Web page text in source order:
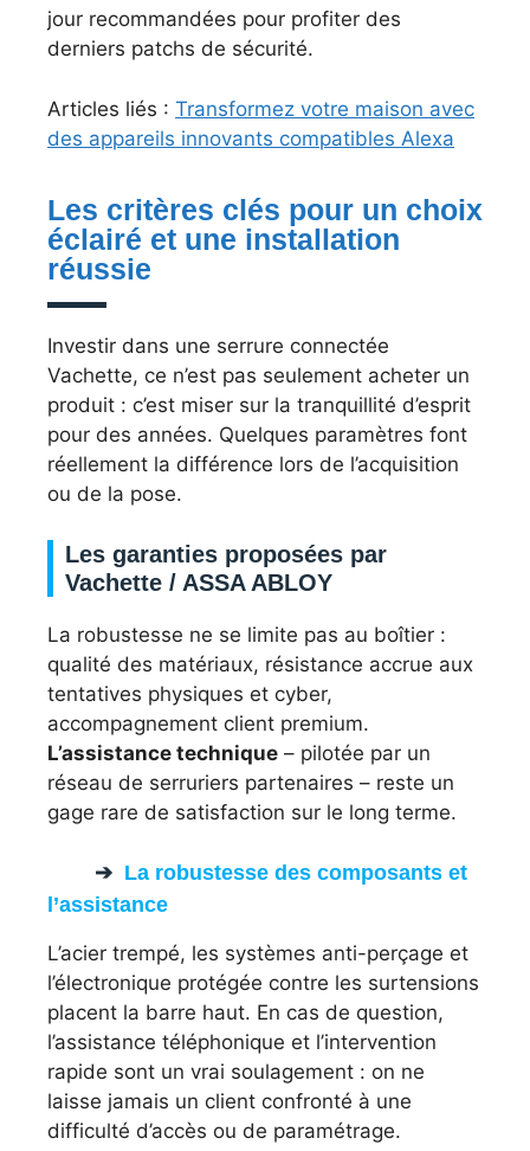
jour recommandées pour profiter des
derniers patchs de sécurité.
Articles liés : Transformez votre maison avec
des appareils innovants compatibles Alexa
Les critères clés pour un choix
éclairé et une installation
réussie
Investir dans une serrure connectée
Vachette, ce n’est pas seulement acheter un
produit : c’est miser sur la tranquillité d’esprit
pour des années. Quelques paramètres font
réellement la différence lors de l’acquisition
ou de la pose.
Les garanties proposées par
Vachette / ASSA ABLOY
La robustesse ne se limite pas au boîtier :
qualité des matériaux, résistance accrue aux
tentatives physiques et cyber,
accompagnement client premium.
L’assistance technique – pilotée par un
réseau de serruriers partenaires – reste un
gage rare de satisfaction sur le long terme.
La robustesse des composants et
l’assistance
L’acier trempé, les systèmes anti-perçage et
l’électronique protégée contre les surtensions
placent la barre haut. En cas de question,
l’assistance téléphonique et l’intervention
rapide sont un vrai soulagement : on ne
laisse jamais un client confronté à une
difficulté d’accès ou de paramétrage.